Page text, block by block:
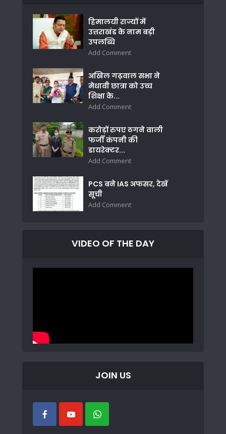
हिमालयी राज्यों में
उत्तराखंड के नाम बड़ी
उपलब्धि
Add Comment
अखिल गढ़वाल सभा ने
मेधावी छात्रा को उच्च
शिक्षा के...
Add Comment
करोड़ों रुपए ठगने वाली
फर्जी कंपनी की
डायरेक्टर...
Add Comment
PCS बने IAS अफसर, देखें
सूची
Add Comment
VIDEO OF THE DAY
JOIN US